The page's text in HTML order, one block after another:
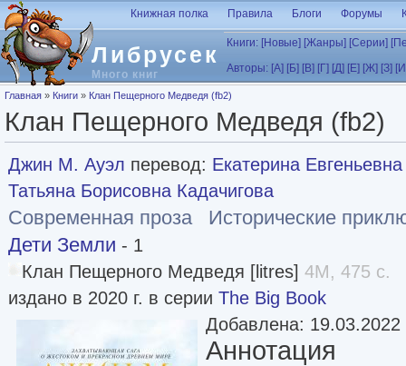
Перейти к основному содержанию
Либрусек
Много книг
Книжная полка Правила Блоги Форумы
Книги: [Новые] [Жанры] [Серии]
Авторы: [А] [Б] [В] [Г] [Д] [Е] [Ж] [З]
Вы здесь
Главная » Книги » Клан Пещерного Медведя (fb2)
Клан Пещерного Медведя (fb2)
Джин М. Ауэл перевод: Екатерина
Татьяна Борисовна Кадачигова
Современная проза
Исторические
Дети Земли - 1
Клан Пещерного Медведя [litres] 4M, 475 с.
издано в 2020 г. в серии The Big Book
Добавлена: 19.03.2022
Аннотация